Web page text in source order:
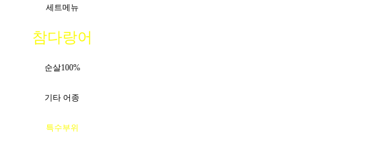
세트메뉴
참다랑어
순살100%
기타 어종
특수부위